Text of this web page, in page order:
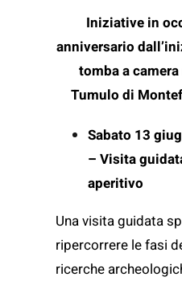
Iniziative in
anniversario
tomba a
Tumulo di
Sabato 13
– Visita
aperitivo
Una visita guidata
ripercorrere le fasi
ricerche